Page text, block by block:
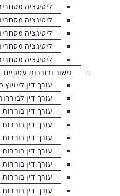
ליטיגציה
ליטיגציה
ליטיגציה
ליטיגציה
ליטיגציה
גישור ובוררות עסקיים
עורך דין
עורך דין
עורך דין
עורך דין
עורך דין
עורך דין
עורך דין
עורך דין
עורך דין